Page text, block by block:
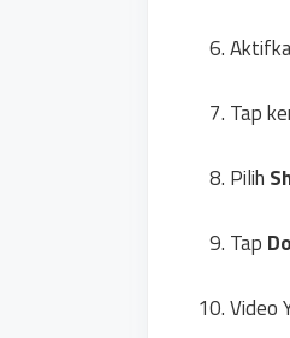
Tap
Pilih
Tap
Video